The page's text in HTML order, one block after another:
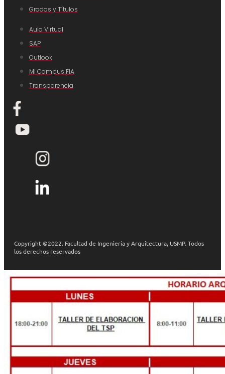
Grados y Títulos
Aula Virtual
SAP
Outlook
Mi Campus FIA
Transparencia
Copyright ©2022. Facultad de Ingeniería y Arquitectura, USMP. Todos
los derechos reservados